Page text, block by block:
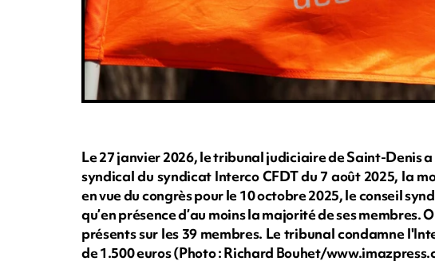
Le 27 janvier 2026, le tribunal judiciaire de Saint-Denis
syndical du syndicat Interco CFDT du 7 août 2025, la
en vue du congrès pour le 10 octobre 2025, le conseil
qu’en présence d’au moins la majorité de ses membres.
présents sur les 39 membres. Le tribunal condamne
de 1.500 euros (Photo : Richard Bouhet/